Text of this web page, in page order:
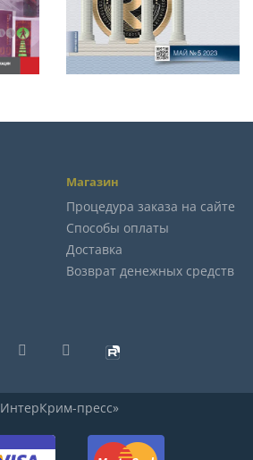
Магазин
Процедура заказа на сайте
Способы оплаты
Доставка
Возврат денежных средств
пресс»